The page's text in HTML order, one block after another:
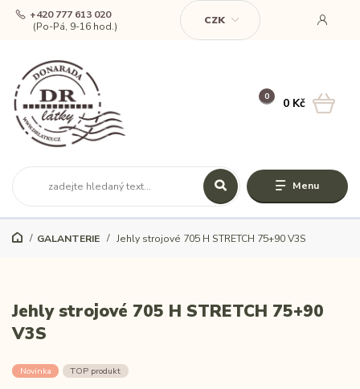
Menu
CZK
+420 777 613 020
(Po-Pá, 9-16 hod.)
0 0 Kč
GALANTERIE Jehly strojové 705 H STRETCH 75+90 V3S
Jehly strojové 705 H STRETCH 75+90
V3S
Novinka TOP produkt